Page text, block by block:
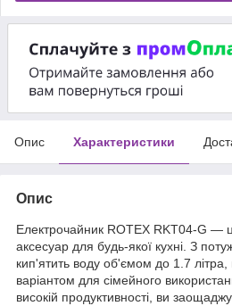
Опис Характеристики
Опис
Електрочайник ROTEX RKT04-G —
аксесуар для будь-якої кухні. З
кип'ятить воду об'ємом до 1.7
варіантом для сімейного
високій продуктивності, ви